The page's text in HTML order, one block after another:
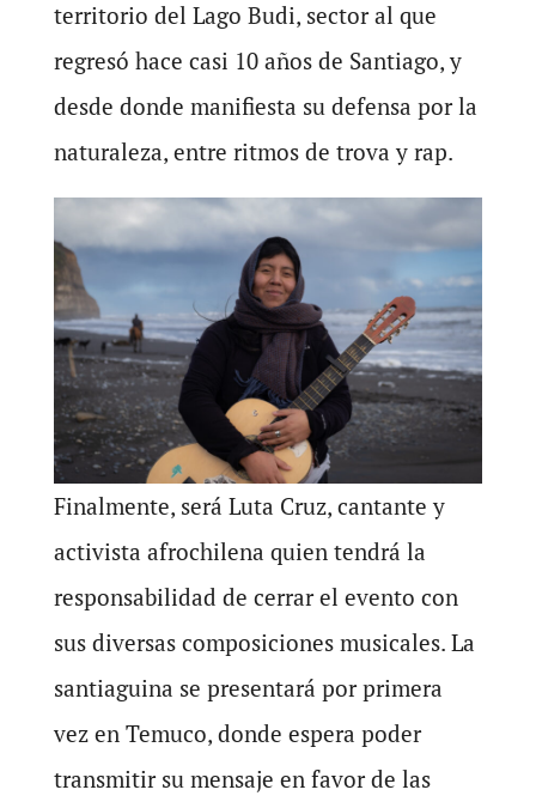
territorio del Lago Budi, sector al que
regresó hace casi 10 años de Santiago, y
desde donde manifiesta su defensa por la
naturaleza, entre ritmos de trova y rap.
Finalmente, será Luta Cruz, cantante y
activista afrochilena quien tendrá la
responsabilidad de cerrar el evento con
sus diversas composiciones musicales. La
santiaguina se presentará por primera
vez en Temuco, donde espera poder
transmitir su mensaje en favor de las